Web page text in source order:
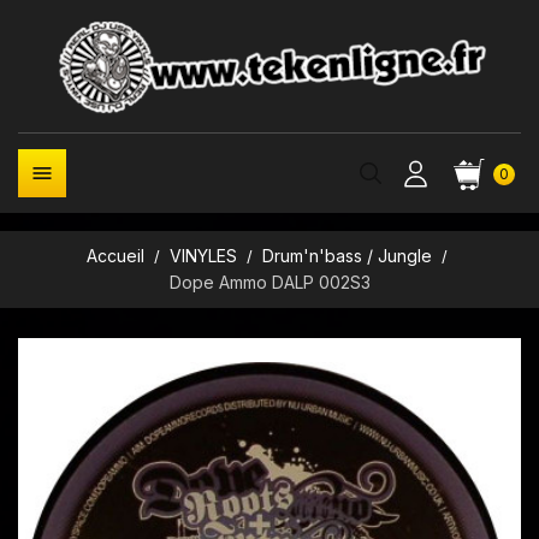
0

Accueil VINYLES
Drum'n'bass / Jungle
Dope Ammo DALP 002S3